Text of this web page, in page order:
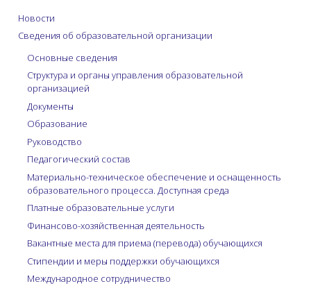
Новости
Сведения об образовательной организации
Основные сведения
Структура и органы управления образовательной
организацией
Документы
Образование
Руководство
Педагогический состав
Материально-техническое обеспечение и оснащенность
образовательного процесса. Доступная среда
Платные образовательные услуги
Финансово-хозяйственная деятельность
Вакантные места для приема (перевода) обучающихся
Стипендии и меры поддержки обучающихся
Международное сотрудничество